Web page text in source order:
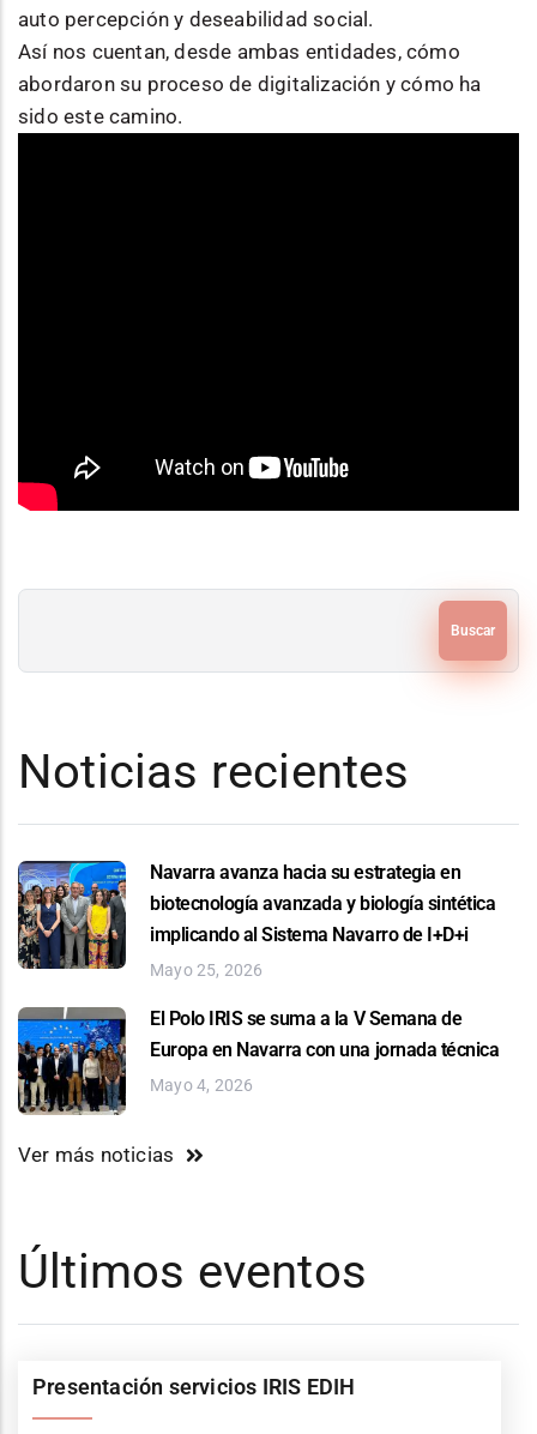
auto percepción y deseabilidad social.
Así nos cuentan, desde ambas entidades, cómo
abordaron su proceso de digitalización y cómo ha
sido este camino.
Noticias recientes
Navarra avanza hacia su estrategia en
biotecnología avanzada y biología sintética
implicando al Sistema Navarro de I+D+i
Mayo 25, 2026
El Polo IRIS se suma a la V Semana de
Europa en Navarra con una jornada técnica
Mayo 4, 2026
Ver más noticias
Últimos eventos
Presentación servicios IRIS EDIH